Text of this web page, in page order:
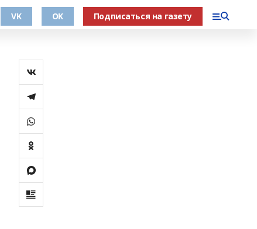
VK OK Подписаться на газету